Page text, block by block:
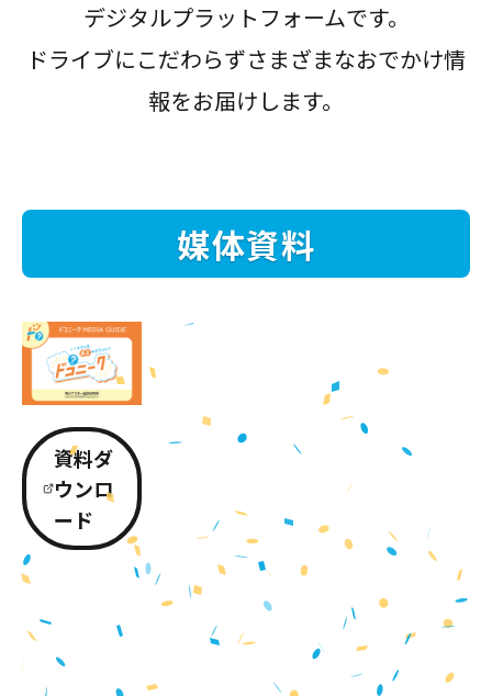
デジタルプラットフォームです。
ドライブにこだわらずさまざまなおでかけ情
報をお届けします。
媒体資料
資料ダ
ウンロ
ード